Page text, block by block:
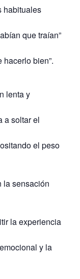
habituales
que traían”
bien”.
lenta y
a soltar el
el peso
la sensación
la experiencia
y la